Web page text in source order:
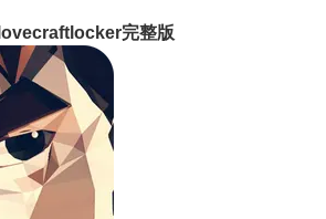
lovecraftlocker完整版